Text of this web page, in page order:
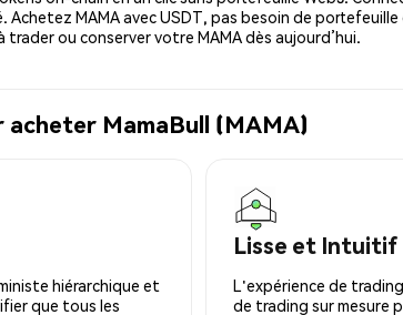
MAMA avec USDT, pas besoin de
ou conserver votre MAMA dès aujourd’hui.
acheter MamaBull (MAMA)
hiérarchique et
que tous les
Lisse et Intuitif
L'expérience de
de trading sur mesure